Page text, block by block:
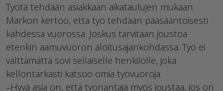
Työtä tehdään asiakkaan aikataulujen mukaan.
Markon kertoo, että työ tehdään pääsääntöisesti
kahdessa vuorossa. Joskus tarvitaan joustoa
etenkin aamuvuoron aloitusajankohdassa. Työ ei
välttämättä sovi sellaiselle henkilölle, joka
kellontarkasti katsoo omia työvuoroja.
–Hyvä asia on, että työnantaja myös joustaa, jos on